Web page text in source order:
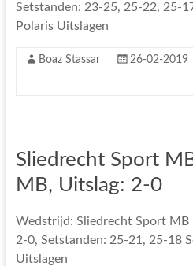
Setstanden: 23-25, 25-22, 25-
Polaris Uitslagen
Boaz Stassar 26-02-2019
Sliedrecht Sport
MB, Uitslag: 2-0
Wedstrijd: Sliedrecht Sport MB
2-0, Setstanden: 25-21, 25-18
Uitslagen